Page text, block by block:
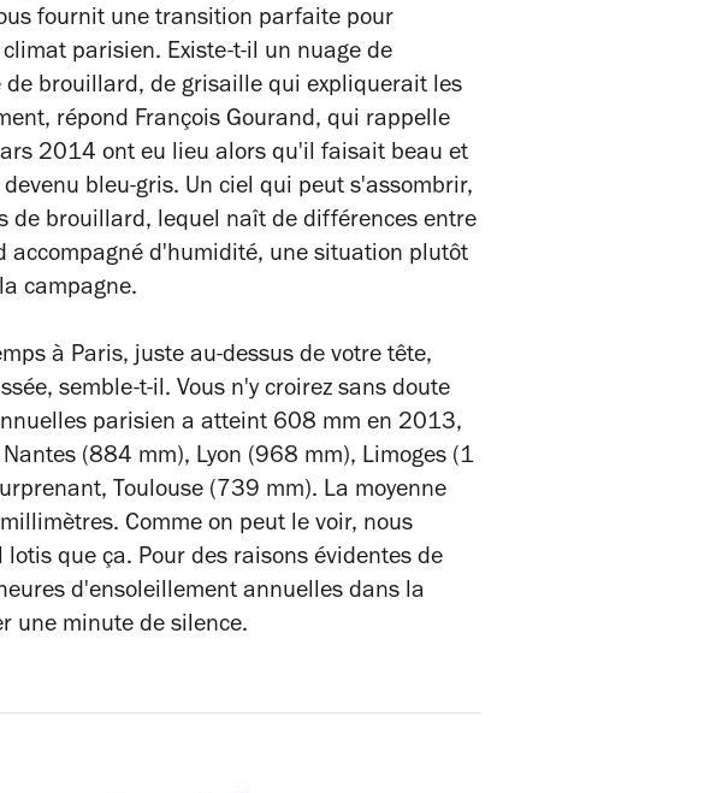
fournit une transition parfaite pour
parisien. Existe-t-il un nuage de
brouillard, de grisaille qui expliquerait les
répond François Gourand, qui rappelle
2014 ont eu lieu alors qu'il faisait beau et
bleu-gris. Un ciel qui peut s'assombrir,
de brouillard, lequel naît de différences entre
d'humidité, une situation plutôt
campagne.
à Paris, juste au-dessus de votre tête,
semble-t-il. Vous n'y croirez sans doute
parisien a atteint 608 mm en 2013,
(884 mm), Lyon (968 mm), Limoges (1
Toulouse (739 mm). La moyenne
Comme on peut le voir, nous
que ça. Pour des raisons évidentes de
d'ensoleillement annuelles dans la
une minute de silence.